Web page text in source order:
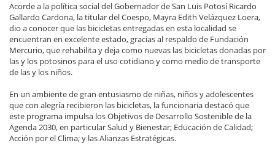
Acorde a la política social del Gobernador de San Luis Potosí Ricardo
Gallardo Cardona, la titular del Coespo, Mayra Edith Velázquez Loera,
dio a conocer que las bicicletas entregadas en esta localidad se
encuentran en excelente estado, gracias al respaldo de Fundación
Mercurio, que rehabilita y deja como nuevas las bicicletas donadas por
las y los potosinos para el uso cotidiano y como medio de transporte
de las y los niños.
En un ambiente de gran entusiasmo de niñas, niños y adolescentes
que con alegría recibieron las bicicletas, la funcionaria destacó que
este programa impulsa los Objetivos de Desarrollo Sostenible de la
Agenda 2030, en particular Salud y Bienestar; Educación de Calidad;
Acción por el Clima; y las Alianzas Estratégicas.